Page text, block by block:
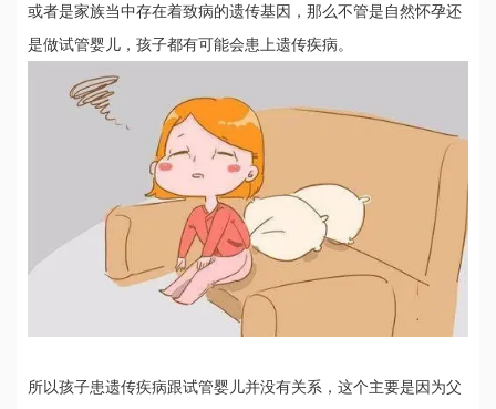
或者是家族当中存在着致病的遗传基因，那么不管是自然怀孕还
是做试管婴儿，孩子都有可能会患上遗传疾病。
所以孩子患遗传疾病跟试管婴儿并没有关系，这个主要是因为父